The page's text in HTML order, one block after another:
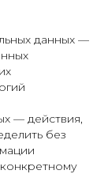
данных —
— действия,
без